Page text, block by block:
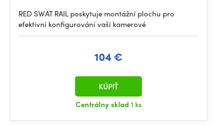
RED SWAT RAIL poskytuje montážní plochu pro
efektivní konfigurování vaší kamerové
104 €
Centrálny sklad1 ks
KÚPIŤ